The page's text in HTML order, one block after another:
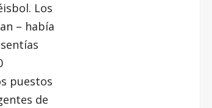
Los
– había
puestos
de